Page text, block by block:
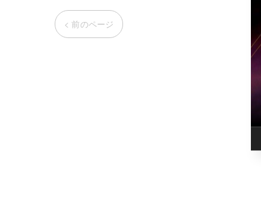
< 前のページ